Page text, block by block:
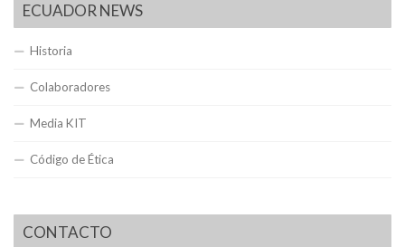
ECUADOR NEWS
Historia
Colaboradores
Media KIT
Código de Ética
CONTACTO